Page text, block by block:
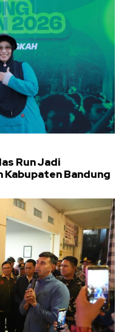
Run Jadi
Bandung